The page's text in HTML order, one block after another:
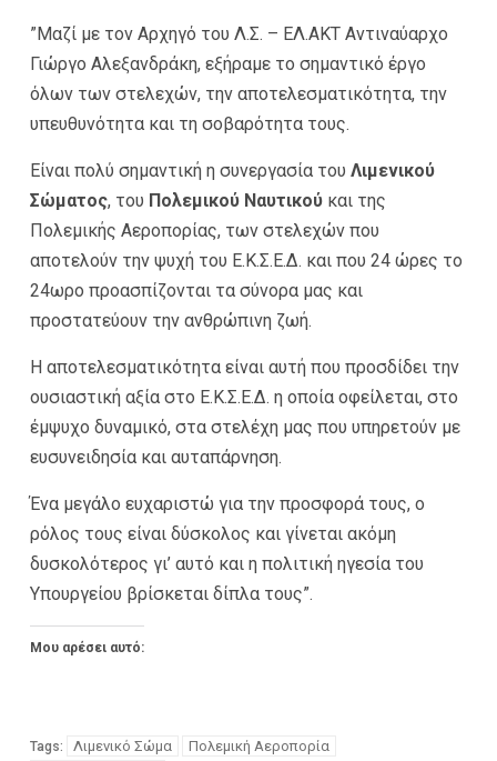
”Μαζί με τον Αρχηγό του Λ.Σ. – ΕΛ.ΑΚΤ Αντιναύαρχο
Γιώργο Αλεξανδράκη, εξήραμε το σημαντικό έργο
όλων των στελεχών, την αποτελεσματικότητα, την
υπευθυνότητα και τη σοβαρότητα τους.
Είναι πολύ σημαντική η συνεργασία του Λιμενικού
Σώματος, του Πολεμικού Ναυτικού και της
Πολεμικής Αεροπορίας, των στελεχών που
αποτελούν την ψυχή του Ε.Κ.Σ.Ε.Δ. και που 24 ώρες το
24ωρο προασπίζονται τα σύνορα μας και
προστατεύουν την ανθρώπινη ζωή.
Η αποτελεσματικότητα είναι αυτή που προσδίδει την
ουσιαστική αξία στο Ε.Κ.Σ.Ε.Δ. η οποία οφείλεται, στο
έμψυχο δυναμικό, στα στελέχη μας που υπηρετούν με
ευσυνειδησία και αυταπάρνηση.
Ένα μεγάλο ευχαριστώ για την προσφορά τους, ο
ρόλος τους είναι δύσκολος και γίνεται ακόμη
δυσκολότερος γι’ αυτό και η πολιτική ηγεσία του
Υπουργείου βρίσκεται δίπλα τους”.
Μου αρέσει αυτό:
Tags: Λιμενικό Σώμα
Πολεμική Αεροπορία